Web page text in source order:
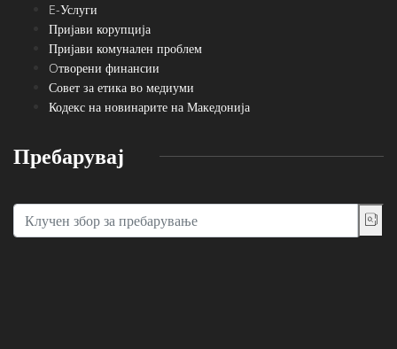
E-Услуги
Пријави корупција
Пријави комунален проблем
Oтворени финансии
Совет за етика во медиуми
Кодекс на новинарите на Македонија
Пребарувај